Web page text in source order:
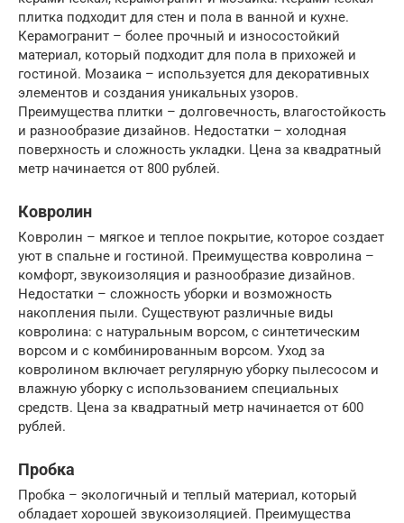
плитка подходит для стен и пола в ванной и кухне.
Керамогранит – более прочный и износостойкий
материал, который подходит для пола в прихожей и
гостиной. Мозаика – используется для декоративных
элементов и создания уникальных узоров.
Преимущества плитки – долговечность, влагостойкость
и разнообразие дизайнов. Недостатки – холодная
поверхность и сложность укладки. Цена за квадратный
метр начинается от 800 рублей.
Ковролин
Ковролин – мягкое и теплое покрытие, которое создает
уют в спальне и гостиной. Преимущества ковролина –
комфорт, звукоизоляция и разнообразие дизайнов.
Недостатки – сложность уборки и возможность
накопления пыли. Существуют различные виды
ковролина: с натуральным ворсом, с синтетическим
ворсом и с комбинированным ворсом. Уход за
ковролином включает регулярную уборку пылесосом и
влажную уборку с использованием специальных
средств. Цена за квадратный метр начинается от 600
рублей.
Пробка
Пробка – экологичный и теплый материал, который
обладает хорошей звукоизоляцией. Преимущества